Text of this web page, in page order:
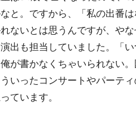
と。ですから、「私の出番
ないとは思うんですが、や
出も担当していました。「
が書かなくちゃいられない
いったコンサートやパーテ
ています。